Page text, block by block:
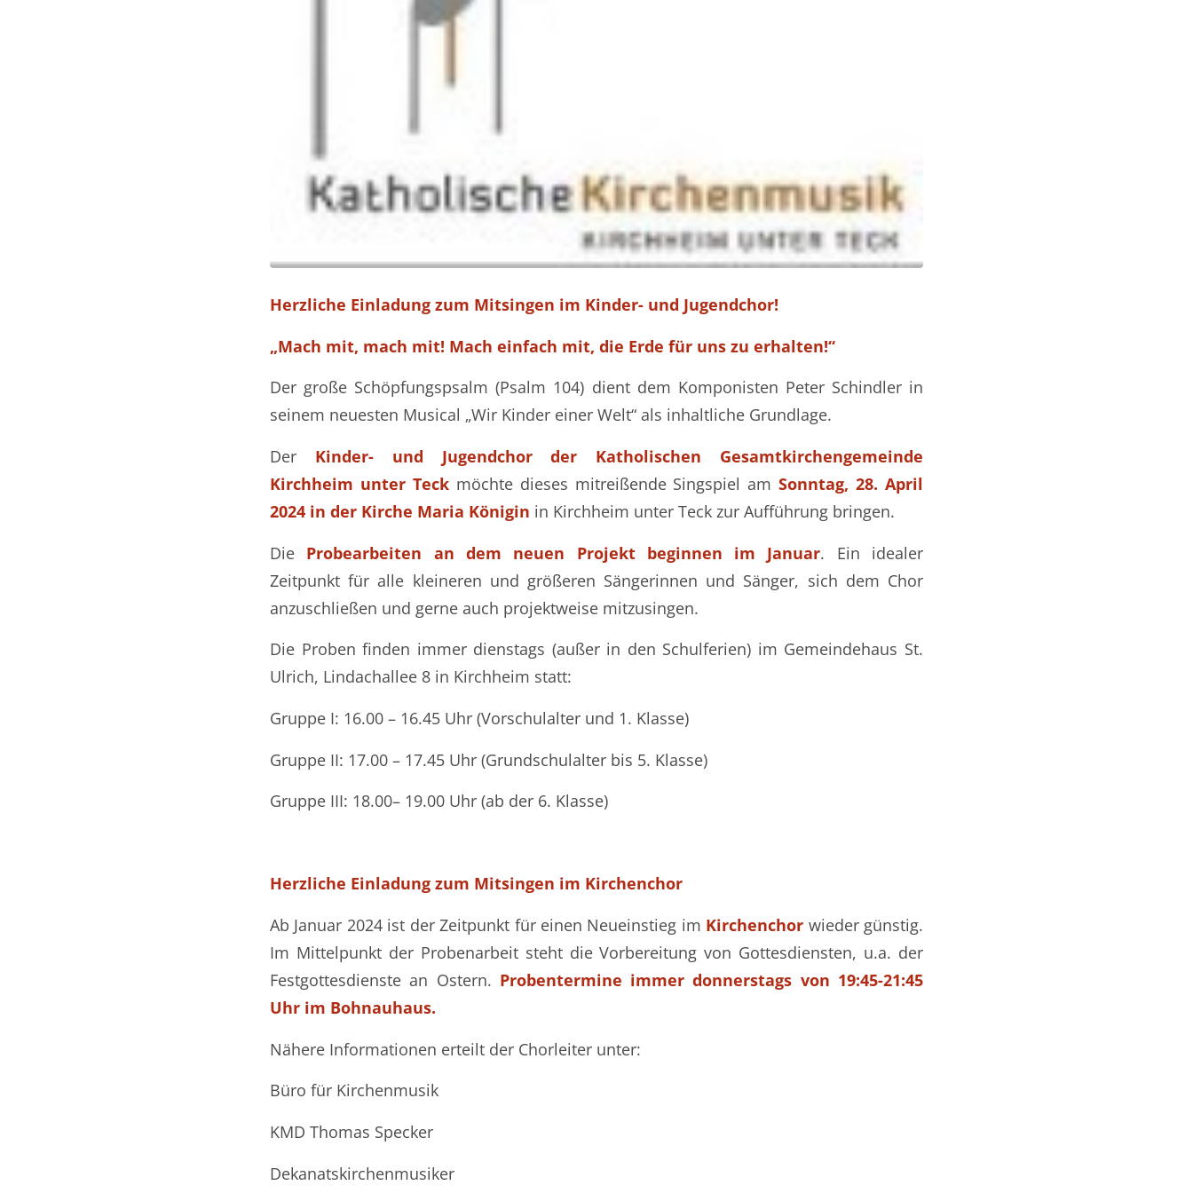
Herzliche Einladung zum Mitsingen im Kinder- und Jugendchor!
„Mach mit, mach mit! Mach einfach mit, die Erde für uns zu erhalten!“
Der große Schöpfungspsalm (Psalm 104) dient dem Komponisten Peter Schindler in
seinem neuesten Musical „Wir Kinder einer Welt“ als inhaltliche Grundlage.
Der Kinder- und Jugendchor der Katholischen Gesamtkirchengemeinde
Kirchheim unter Teckmöchte dieses mitreißende Singspiel amSonntag, 28. April
2024 in der Kirche Maria Königin in Kirchheim unter Teck zur Aufführung bringen.
Die Probearbeiten an dem neuen Projekt beginnen im Januar. Ein idealer
Zeitpunkt für alle kleineren und größeren Sängerinnen und Sänger, sich dem Chor
anzuschließen und gerne auch projektweise mitzusingen.
Die Proben finden immer dienstags (außer in den Schulferien) im Gemeindehaus St.
Ulrich, Lindachallee 8 in Kirchheim statt:
Gruppe I: 16.00 – 16.45 Uhr (Vorschulalter und 1. Klasse)
Gruppe II: 17.00 – 17.45 Uhr (Grundschulalter bis 5. Klasse)
Gruppe III: 18.00– 19.00 Uhr (ab der 6. Klasse)
Herzliche Einladung zum Mitsingen im Kirchenchor
Ab Januar 2024 ist der Zeitpunkt für einen Neueinstieg im Kirchenchor wieder günstig.
Im Mittelpunkt der Probenarbeit steht die Vorbereitung von Gottesdiensten, u.a. der
Festgottesdienste an Ostern. Probentermine immer donnerstags von 19:45-21:45
Uhr im Bohnauhaus.
Nähere Informationen erteilt der Chorleiter unter:
Büro für Kirchenmusik
KMD Thomas Specker
Dekanatskirchenmusiker